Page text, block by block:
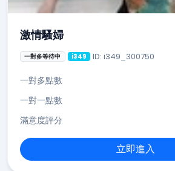
激情騷婦
一對多等待中 i349 ID: i349_300750
一對多點數
一對一點數
滿意度評分
立即進入